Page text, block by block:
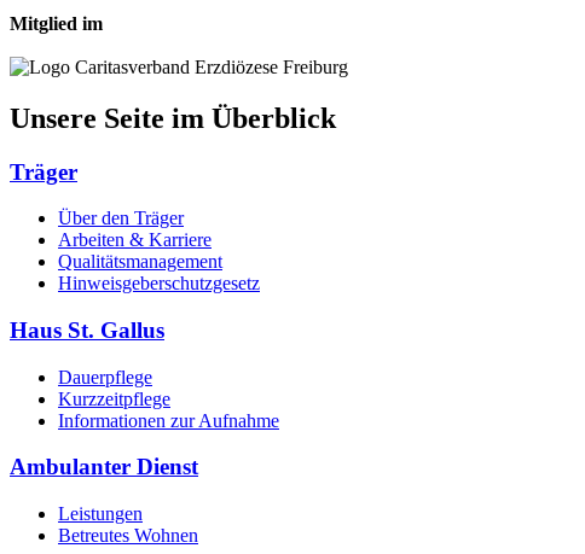
Mitglied im
Unsere Seite im Überblick
Träger
Über den Träger
Arbeiten & Karriere
Qualitätsmanagement
Hinweisgeberschutzgesetz
Haus St. Gallus
Dauerpflege
Kurzzeitpflege
Informationen zur Aufnahme
Ambulanter Dienst
Leistungen
Betreutes Wohnen